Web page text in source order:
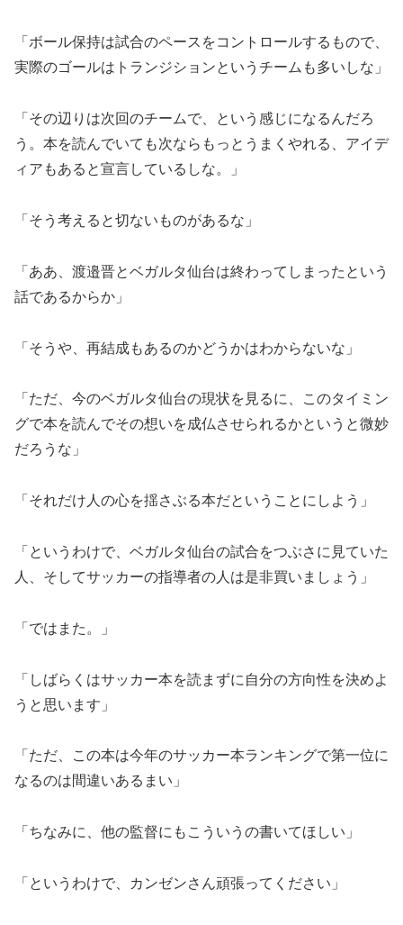
「ボール保持は試合のペースをコントロールするもので、
実際のゴールはトランジションというチームも多いしな」
「その辺りは次回のチームで、という感じになるんだろ
う。本を読んでいても次ならもっとうまくやれる、アイデ
ィアもあると宣言しているしな。」
「そう考えると切ないものがあるな」
「ああ、渡邉晋とベガルタ仙台は終わってしまったという
話であるからか」
「そうや、再結成もあるのかどうかはわからないな」
「ただ、今のベガルタ仙台の現状を見るに、このタイミン
グで本を読んでその想いを成仏させられるかというと微妙
だろうな」
「それだけ人の心を揺さぶる本だということにしよう」
「というわけで、ベガルタ仙台の試合をつぶさに見ていた
人、そしてサッカーの指導者の人は是非買いましょう」
「ではまた。」
「しばらくはサッカー本を読まずに自分の方向性を決めよ
うと思います」
「ただ、この本は今年のサッカー本ランキングで第一位に
なるのは間違いあるまい」
「ちなみに、他の監督にもこういうの書いてほしい」
「というわけで、カンゼンさん頑張ってください」